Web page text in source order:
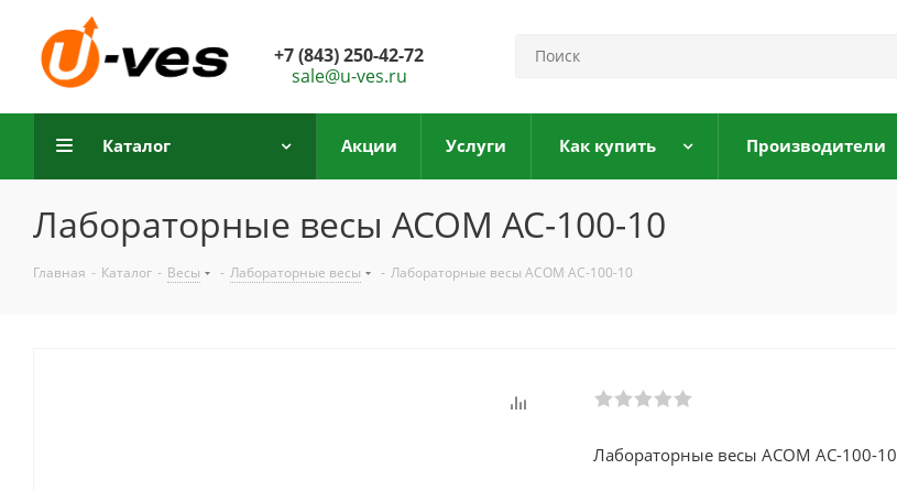
+7 (843) 250-42-72
sale@u-ves.ru
Каталог Акции Услуги Как купить Производители
Лабораторные весы ACOM AC-100-10
Главная - Каталог - Весы - Лабораторные весы - Лабораторные весы ACOM AC-100-10
Лабораторные весы ACOM AC-100-10